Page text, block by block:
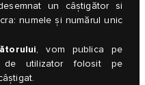
un câștigător si
numele și numărul unic
, vom publica pe
de utilizator folosit pe